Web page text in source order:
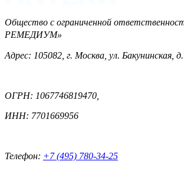
Общество с ограниченной
РЕМЕДИУМ»
Адрес: 105082, г. Москва, ул. Бакунинская,
ОГРН: 1067746819470,
ИНН: 7701669956
Телефон: +7 (495) 780-34-25